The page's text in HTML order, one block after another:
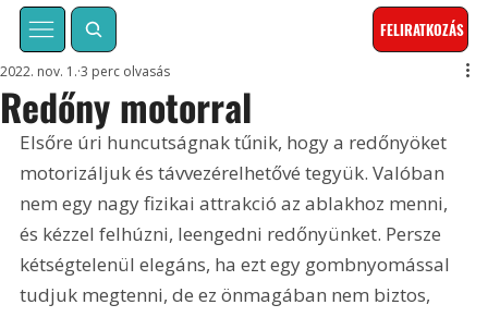
FELIRATKOZÁS
Redőny motorral
2022. nov. 1. 3 perc olvasás
Elsőre úri huncutságnak tűnik, hogy a redőnyöket
motorizáljuk és távvezérelhetővé tegyük. Valóban
nem egy nagy fizikai attrakció az ablakhoz menni,
és kézzel felhúzni, leengedni redőnyünket. Persze
kétségtelenül elegáns, ha ezt egy gombnyomással
tudjuk megtenni, de ez önmagában nem biztos,